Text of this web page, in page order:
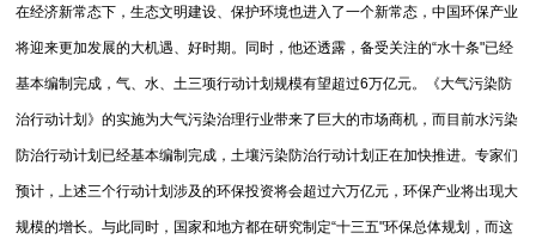
在经济新常态下，生态文明建设、保护环境也进入了一个新常态，中国环保产业
将迎来更加发展的大机遇、好时期。同时，他还透露，备受关注的“水十条"已经
基本编制完成，气、水、土三项行动计划规模有望超过6万亿元。《大气污染防
治行动计划》的实施为大气污染治理行业带来了巨大的市场商机，而目前水污染
防治行动计划已经基本编制完成，土壤污染防治行动计划正在加快推进。专家们
预计，上述三个行动计划涉及的环保投资将会超过六万亿元，环保产业将出现大
规模的增长。与此同时，国家和地方都在研究制定“十三五"环保总体规划，而这